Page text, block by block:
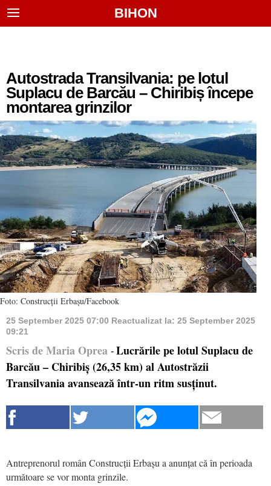
BIHON
Autostrada Transilvania: pe lotul
Suplacu de Barcău – Chiribiș începe
montarea grinzilor
Foto: Construcții Erbașu/Facebook
25 September 2025 07:00 Reactualizat la: 25 September 2025
09:21
Scris de Maria Oprea - Lucrările pe lotul Suplacu de
Barcău – Chiribiș (26,35 km) al Autostrăzii
Transilvania avansează într-un ritm susținut.
Antreprenorul român Construcții Erbașu a anunțat că în perioada
următoare se vor monta grinzile.